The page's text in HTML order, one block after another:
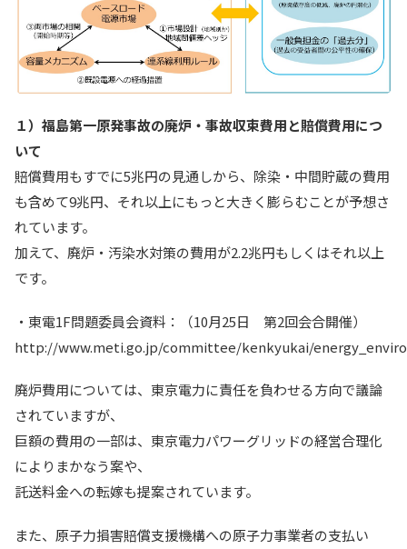
１）福島第一原発事故の廃炉・事故収束費用と賠償費用につ
いて
賠償費用もすでに5兆円の見通しから、除染・中間貯蔵の費用
も含めて9兆円、それ以上にもっと大きく膨らむことが予想さ
れています。
加えて、廃炉・汚染水対策の費用が2.2兆円もしくはそれ以上
です。
・東電1F問題委員会資料：（10月25日 第2回会合開催）
http://www.meti.go.jp/committee/kenkyukai/
廃炉費用については、東京電力に責任を負わせる方向で議論
されていますが、
巨額の費用の一部は、東京電力パワーグリッドの経営合理化
によりまかなう案や、
託送料金への転嫁も提案されています。
また、原子力損害賠償支援機構への原子力事業者の支払い